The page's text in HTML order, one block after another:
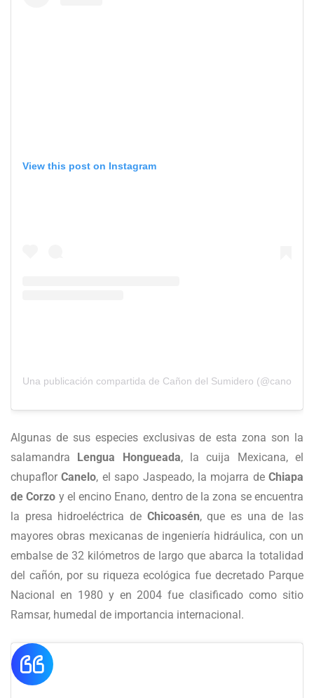
View this post on Instagram
Una publicación compartida de Cañon del Sumidero
Algunas de sus especies exclusivas de esta zona son la
salamandra Lengua Hongueada, la cuija Mexicana, el
chupaflorCanelo, el sapo Jaspeado, la mojarra de Chiapa
de Corzo y el encino Enano, dentro de la zona se encuentra
la presa hidroeléctrica de Chicoasén, que es una de las
mayores obras mexicanas de ingeniería hidráulica, con un
embalse de 32 kilómetros de largo que abarca la totalidad
del cañón, por su riqueza ecológica fue decretado Parque
Nacional en 1980 y en 2004 fue clasificado como sitio
Ramsar, humedal de importancia internacional.